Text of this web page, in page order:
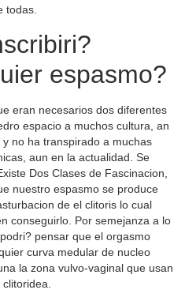
todas.
espasmo?
eran necesarios dos diferentes
espacio a muchos cultura, an
no ha transpirado a muchas
aun en la actualidad. Se
Dos Clases de Fascinacion,
nuestro espasmo se produce
de el clitoris lo cual
conseguirlo. Por semejanza a lo
pensar que el orgasmo
curva medular de nucleo
la zona vulvo-vaginal que usan